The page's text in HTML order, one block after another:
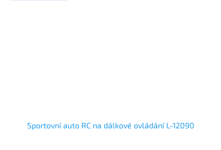
Sportovní auto RC na dálkové ovládání L-12090